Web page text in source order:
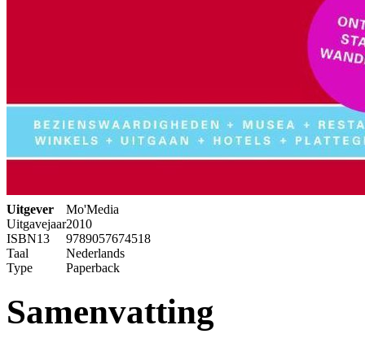
Uitgever
Mo'Media
Uitgavejaar2010
ISBN13
9789057674518
Taal
Nederlands
Type
Paperback
Samenvatting